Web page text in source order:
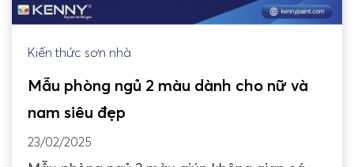
Kiến thức sơn nhà
Mẫu phòng ngủ 2 màu dành cho nữ và
nam siêu đẹp
23/02/2025